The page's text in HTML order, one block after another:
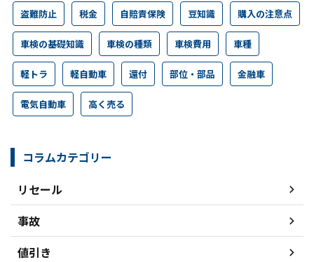
盗難防止 税金 自賠責保険 豆知識 購入の注意点
車検の基礎知識 車検の種類 車検費用 車種
軽トラ 軽自動車 還付 部位・部品 金融車
電気自動車 高く売る
コラムカテゴリー
リセール
事故
値引き